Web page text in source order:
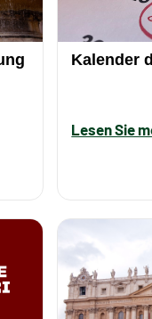
Kalender
Lesen Sie